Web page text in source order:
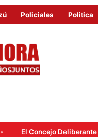
Policiales Politica
tratará mañana